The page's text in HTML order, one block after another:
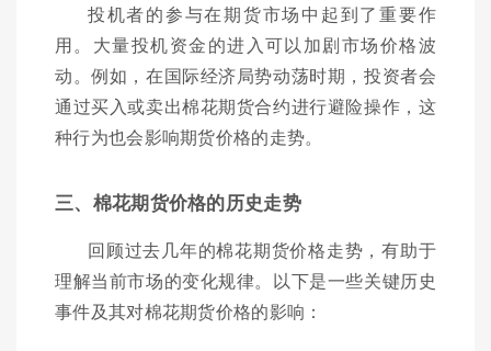
投机者的参与在期货市场中起到了重要作
用。大量投机资金的进入可以加剧市场价格波
动。例如，在国际经济局势动荡时期，投资者会
通过买入或卖出棉花期货合约进行避险操作，这
种行为也会影响期货价格的走势。
三、棉花期货价格的历史走势
回顾过去几年的棉花期货价格走势，有助于
理解当前市场的变化规律。以下是一些关键历史
事件及其对棉花期货价格的影响：